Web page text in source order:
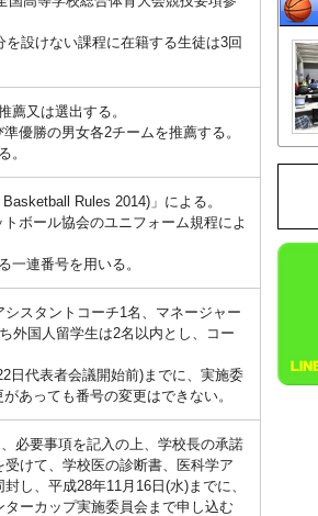
設けない課程に在籍する生徒は3回
薦又は選出する。
優勝の男女各2チームを推薦する。
。
Rules 2014)」による。
ボール協会のユニフォーム規程によ
一連番号を用いる。
スタントコーチ1名、マネージャー
外国人留学生は2名以内とし、コー
日代表者会議開始前)までに、実施委
あっても番号の変更はできない。
必要事項を記入の上、学校長の承諾
けて、学校医の診断書、医科学ア
し、平成28年11月16日(水)までに、
ーカップ実施委員会まで申し込む